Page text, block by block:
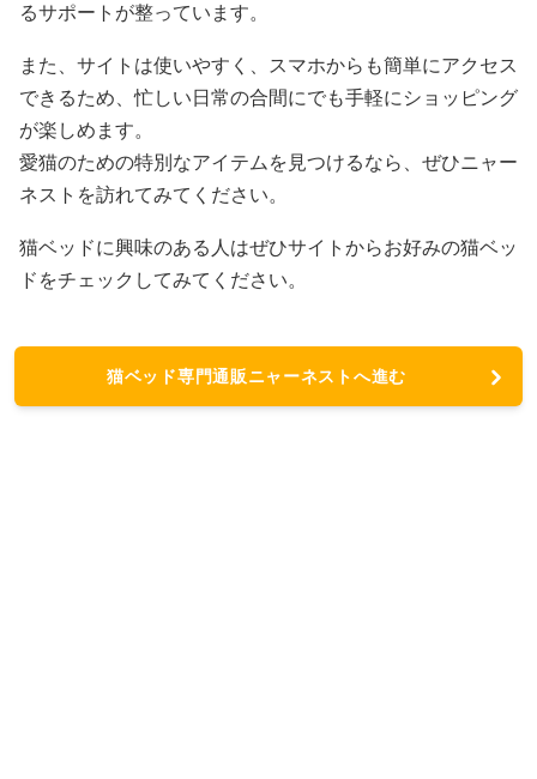
るサポートが整っています。
また、サイトは使いやすく、スマホからも簡単にアクセス
できるため、忙しい日常の合間にでも手軽にショッピング
が楽しめます。
愛猫のための特別なアイテムを見つけるなら、ぜひニャー
ネストを訪れてみてください。
猫ベッドに興味のある人はぜひサイトからお好みの猫ベッ
ドをチェックしてみてください。
猫ベッド専門通販ニャーネストへ進む